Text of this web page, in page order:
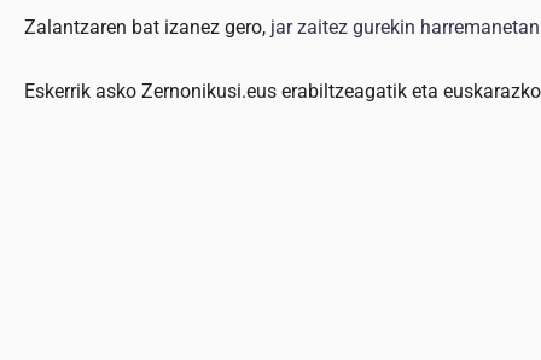
Zalantzaren bat izanez gero, jar zaitez gurekin
Eskerrik asko Zernonikusi.eus erabiltzeagatik eta